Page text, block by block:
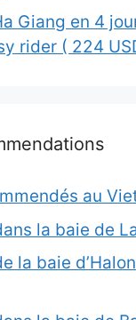
Giang en 4
rider ( 224
au
la baie de
la baie